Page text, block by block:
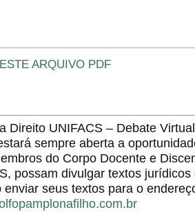
ARQUIVO PDF
Direito UNIFACS – Debate
sempre aberta a
do Corpo Docente e
possam divulgar textos
enviar seus textos para o